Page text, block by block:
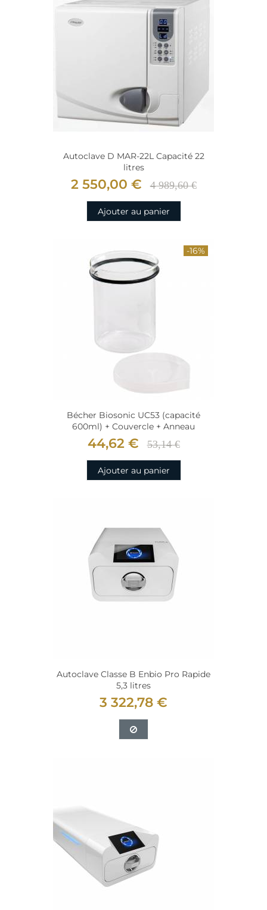
Autoclave D MAR-22L Capacité 22
litres
2 550,00 € 4 989,60 €
Ajouter au panier
-16%
Bécher Biosonic UC53 (capacité
600ml) + Couvercle + Anneau
44,62 € 53,14 €
Ajouter au panier
Autoclave Classe B Enbio Pro Rapide
5,3 litres
3 322,78 €